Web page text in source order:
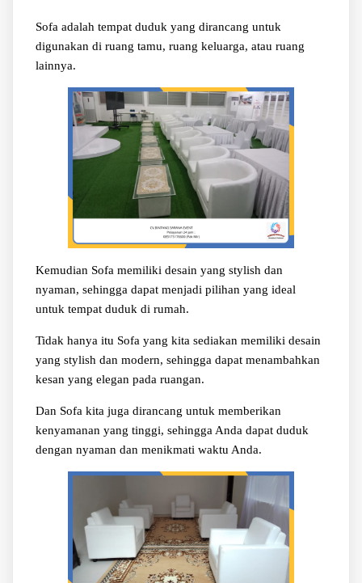
Sofa adalah tempat duduk yang dirancang untuk
digunakan di ruang tamu, ruang keluarga, atau ruang
lainnya.
Kemudian Sofa memiliki desain yang stylish dan
nyaman, sehingga dapat menjadi pilihan yang ideal
untuk tempat duduk di rumah.
Tidak hanya itu Sofa yang kita sediakan memiliki desain
yang stylish dan modern, sehingga dapat menambahkan
kesan yang elegan pada ruangan.
Dan Sofa kita juga dirancang untuk memberikan
kenyamanan yang tinggi, sehingga Anda dapat duduk
dengan nyaman dan menikmati waktu Anda.